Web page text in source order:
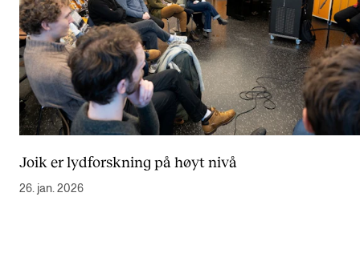
Joik er lydforskning på høyt nivå
26. jan. 2026